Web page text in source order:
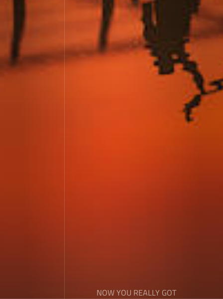
NOW YOU REALLY GOT